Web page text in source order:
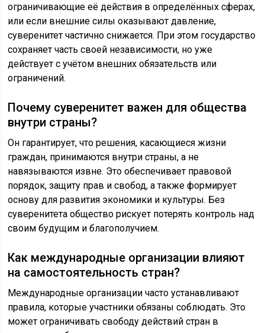
ограничивающие её действия в определённых сферах,
или если внешние силы оказывают давление,
суверенитет частично снижается. При этом государство
сохраняет часть своей независимости, но уже
действует с учётом внешних обязательств или
ограничений.
Почему суверенитет важен для общества
внутри страны?
Он гарантирует, что решения, касающиеся жизни
граждан, принимаются внутри страны, а не
навязываются извне. Это обеспечивает правовой
порядок, защиту прав и свобод, а также формирует
основу для развития экономики и культуры. Без
суверенитета общество рискует потерять контроль над
своим будущим и благополучием.
Как международные организации влияют
на самостоятельность стран?
Международные организации часто устанавливают
правила, которые участники обязаны соблюдать. Это
может ограничивать свободу действий стран в